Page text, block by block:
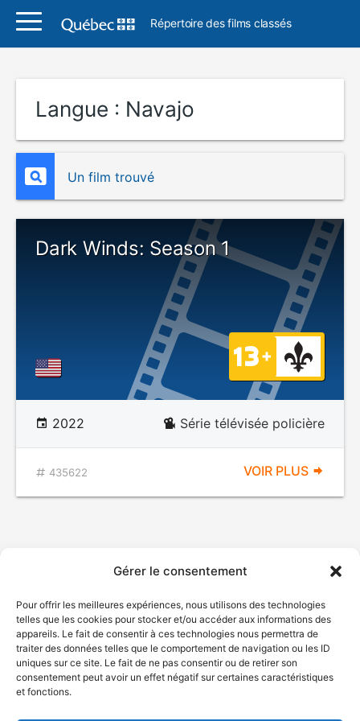
Gérer le consentement
Pour offrir les meilleures expériences, nous utilisons des technologies
telles que les cookies pour stocker et/ou accéder aux informations des
appareils. Le fait de consentir à ces technologies nous permettra de
traiter des données telles que le comportement de navigation ou les ID
uniques sur ce site. Le fait de ne pas consentir ou de retirer son
consentement peut avoir un effet négatif sur certaines caractéristiques
et fonctions.
Répertoire des films classés
Langue : Navajo
Un film trouvé
Dark Winds: Season 1
2022 Série télévisée policière
435622 VOIR PLUS